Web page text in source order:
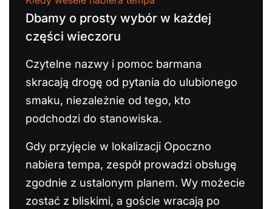
Dbamy o prosty wybór w każdej
części wieczoru
Czytelne nazwy i pomoc barmana
skracają drogę od pytania do ulubionego
smaku, niezależnie od tego, kto
podchodzi do stanowiska.
Gdy przyjęcie w lokalizacji Opoczno
nabiera tempa, zespół prowadzi obsługę
zgodnie z ustalonym planem. Wy możecie
zostać z bliskimi, a goście wracają po